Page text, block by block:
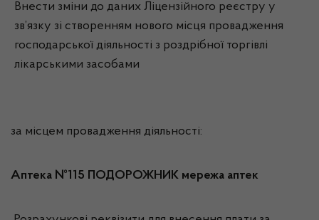
Внести зміни до даних Ліцензійного реєстру у
зв’язку зі створенням нового місця провадження
господарської діяльності з роздрібної торгівлі
лікарськими засобами
за місцем провадження діяльності:
Аптека №115 ПОДОРОЖНИК мережа аптек